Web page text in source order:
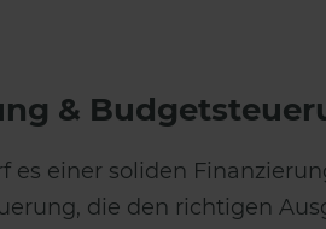
&
es einer soliden
die den richtigen